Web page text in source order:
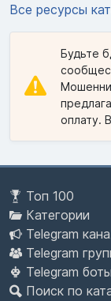
Все ресурсы
Будьте
оплату.
Топ 100
Категории
Telegram
Telegram
Telegram боты
Поиск по